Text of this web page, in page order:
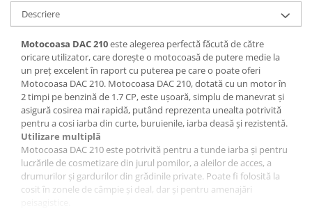
Piese motopompa
Piese pompe
Consumabile
Acumulator
Bujii
Consumabile drujbe
Consumabile motocoase
Filtre
Rulmenti
Descriere
Motocoasa DAC 210este alegerea perfectă făcută de către
oricare utilizator, care dorește o motocoasă de putere medie la
un preț excelent în raport cu puterea pe care o poate oferi
Motocoasa DAC 210. Motocoasa DAC 210, dotată cu un motor în
2 timpi pe benzină de 1.7 CP, este ușoară, simplu de manevrat și
asigură cosirea mai rapidă, putând reprezenta unealta potrivită
pentru a cosi iarba din curte, buruienile, iarba deasă și rezistentă.
Utilizare multiplă
Motocoasa DAC 210 este potrivită pentru a tunde iarba şi pentru
lucrările de cosmetizare din jurul pomilor, a aleilor de acces, a
drumurilor şi gardurilor din grădinile private. Poate fi folosită la
cosit în zonele de câmpie și deal, dar și pentru amenajări